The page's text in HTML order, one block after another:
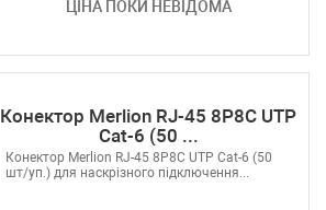
ЦІНА ПОКИ НЕВІДОМА
Конектор Merlion RJ-45 8P8C UTP
Cat-6 (50 ...
Конектор Merlion RJ-45 8P8C UTP Cat-6 (50
шт/уп.) для наскрізного підключення...